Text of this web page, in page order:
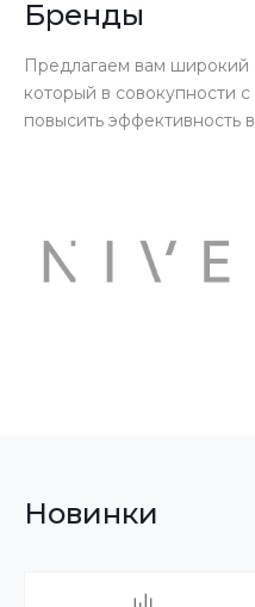
Бренды
Предлагаем вам широкий
который в совокупности
повысить эффективность
Новинки